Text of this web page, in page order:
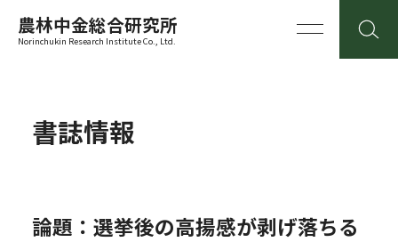
農林中金総合研究所
Norinchukin Research Institute Co., Ltd.
書誌情報
論題：選挙後の高揚感が剥げ落ちる